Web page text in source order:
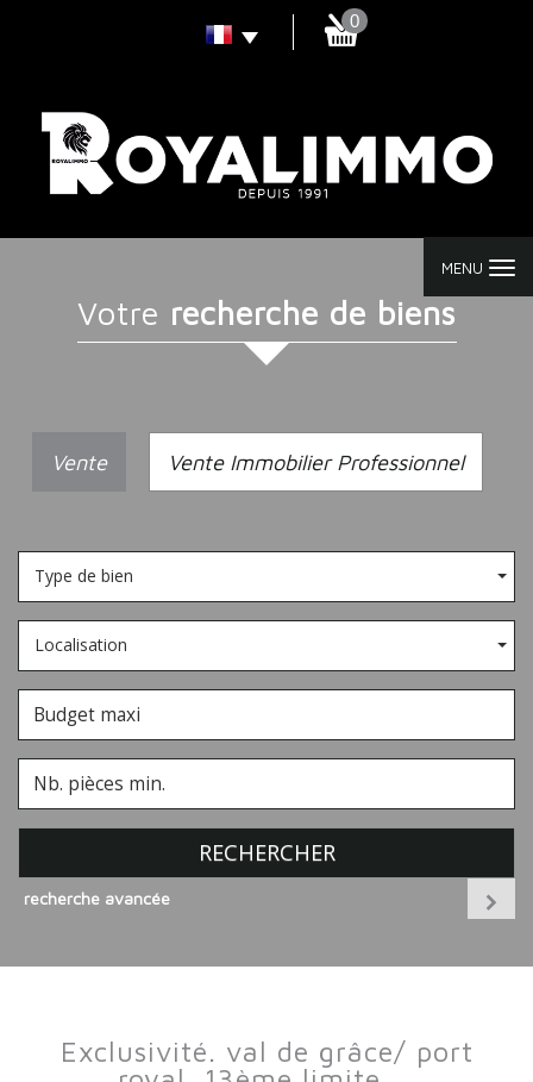
0
MENU
votre recherche de biens
Vente Vente Immobilier Professionnel
Type de bien
Localisation
RECHERCHER
recherche avancée
exclusivité. val de grâce/ port